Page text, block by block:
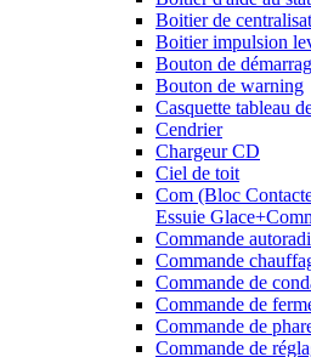
Boitier de
Boitier impulsion
Bouton de
Bouton de warning
Casquette tableau
Cendrier
Chargeur CD
Ciel de toit
Com (Bloc
Essuie
Commande
Commande
Commande de
Commande de
Commande de
Commande de